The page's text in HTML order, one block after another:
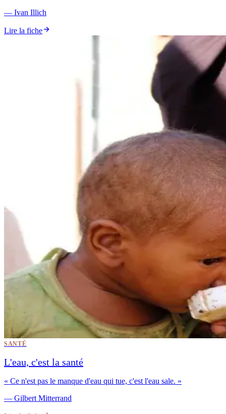
— Ivan Illich
Lire la fiche
SANTÉ
L'eau, c'est la santé
« Ce n'est pas le manque d'eau qui tue, c'est l'eau sale. »
— Gilbert Mitterrand